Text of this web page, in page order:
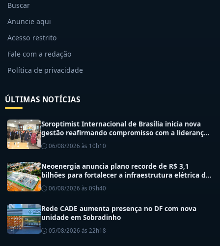
Buscar
Anuncie aqui
Acesso restrito
Fale com a redação
Política de privacidade
ÚLTIMAS NOTÍCIAS
Soroptimist Internacional de Brasília inicia nova
gestão reafirmando compromisso com a liderança
feminina e a transformação social.
06/08/2026 às 10h10
Neoenergia anuncia plano recorde de R$ 3,1
bilhões para fortalecer a infraestrutura elétrica do
DF06/08/2026 às 09h40
Rede CADE aumenta presença no DF com nova
unidade em Sobradinho
05/08/2026 às 22h18